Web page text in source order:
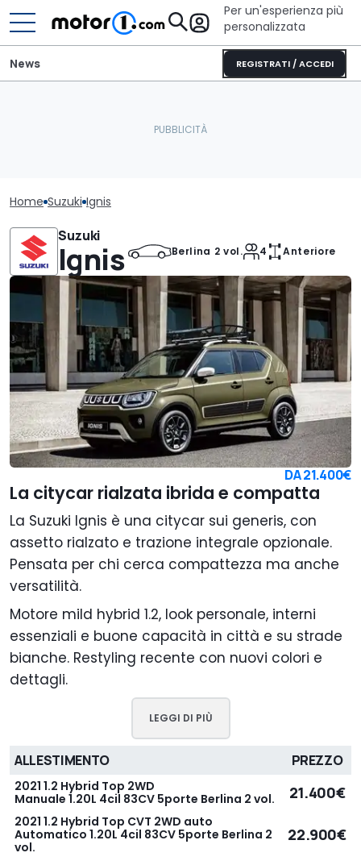
Per un'esperienza più
personalizzata
REGISTRATI / ACCEDI
News
Home Suzuki Ignis
Suzuki
Ignis Berlina 2 vol. 4 Anteriore
DA21.400€
La citycar rialzata ibrida e compatta
La Suzuki Ignis è una citycar sui generis, con
assetto rialzato e trazione integrale opzionale.
Pensata per chi cerca compattezza ma anche
versatilità.
Motore mild hybrid 1.2, look personale, interni
essenziali e buone capacità in città e su strade
bianche. Restyling recente con nuovi colori e
dettagli.
LEGGI DI PIÙ
ALLESTIMENTO PREZZO
2021 1.2 Hybrid Top 2WD
Manuale 1.20L 4cil 83CV 5porte Berlina 2 vol.
21.400€
2021 1.2 Hybrid Top CVT 2WD auto
Automatico 1.20L 4cil 83CV 5porte Berlina 2
vol.
22.900€